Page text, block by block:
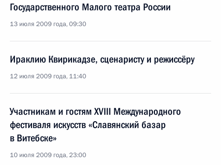
Государственного Малого театра России
13 июля 2009 года, 09:30
Ираклию Квирикадзе, сценаристу и режиссёру
12 июля 2009 года, 11:40
Участникам и гостям XVIII Международного
фестиваля искусств «Славянский базар
в Витебске»
10 июля 2009 года, 23:00